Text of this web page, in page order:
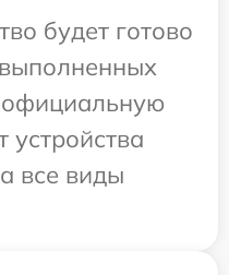
будет готово
устройства
все виды